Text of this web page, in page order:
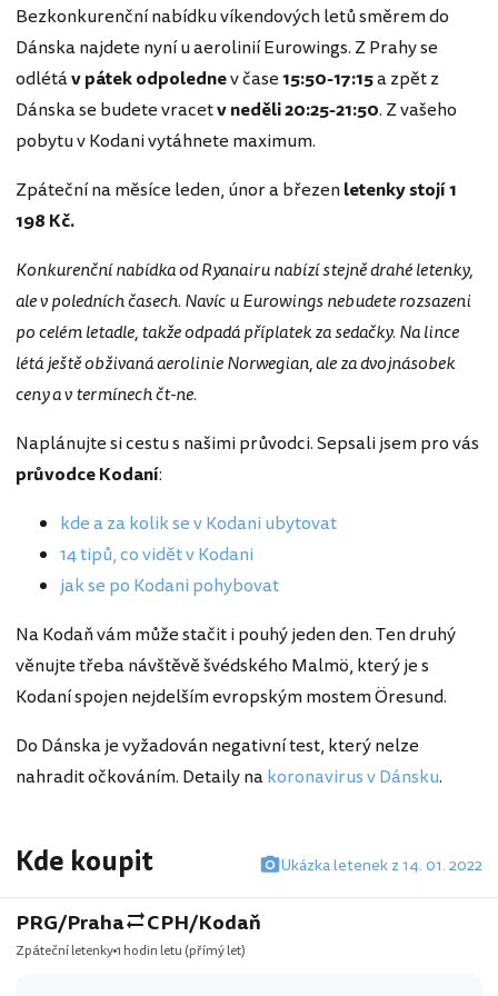
Bezkonkurenční nabídku víkendových letů směrem do
Dánska najdete nyní u aerolinií Eurowings. Z Prahy se
odlétáv pátek odpolednev čase15:50-17:15a zpět z
Dánska se budete vracetv neděli 20:25-21:50. Z vašeho
pobytu v Kodani vytáhnete maximum.
Zpáteční na měsíce leden, únor a březenletenky stojí 1
198 Kč.
Konkurenční nabídka od Ryanairu nabízí stejně drahé letenky,
ale v poledních časech. Navíc u Eurowings nebudete rozsazeni
po celém letadle, takže odpadá příplatek za sedačky. Na lince
létá ještě obživaná aerolinie Norwegian, ale za dvojnásobek
ceny a v termínech čt-ne.
Naplánujte si cestu s našimi průvodci. Sepsali jsem pro vás
průvodce Kodaní:
kde a za kolik se v Kodani ubytovat
14 tipů, co vidět v Kodani
jak se po Kodani pohybovat
Na Kodaň vám může stačit i pouhý jeden den. Ten druhý
věnujte třeba návštěvě švédského Malmö, který je s
Kodaní spojen nejdelším evropským mostem Öresund.
Do Dánska je vyžadován negativní test, který nelze
nahradit očkováním. Detaily nakoronavirus v Dánsku.
Kde koupit Ukázka letenek z 14. 01. 2022
PRG/Praha CPH/Kodaň
Zpáteční letenky1 hodin letu (přímý let)